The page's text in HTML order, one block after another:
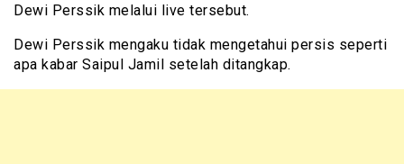
Dewi Perssik melalui live tersebut.
Dewi Perssik mengaku tidak mengetahui persis seperti
apa kabar Saipul Jamil setelah ditangkap.